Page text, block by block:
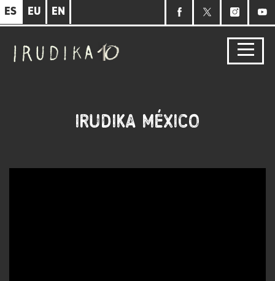
Pasar
principal
ES EU EN
IRUDIKA MÉXICO